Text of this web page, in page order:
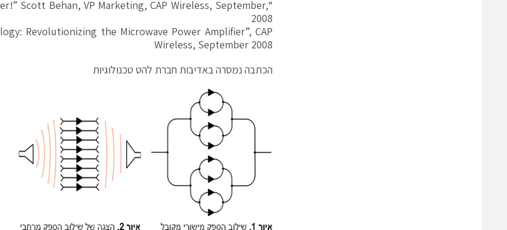
Scott Behan, VP Marketing, CAP Wireless, September,
2008
Revolutionizing the Microwave Power Amplifier”, CAP
Wireless, September 2008
הכתבה נמסרה באדיבות חברת להט טכנולוגיות